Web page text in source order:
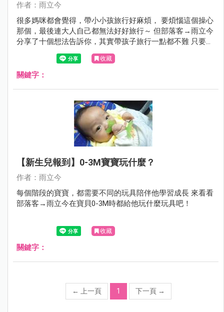
作者：雨立今
很多媽咪都會覺得，帶小小孩旅行好麻煩， 要煩惱這個操心
那個，最後連大人自己都無法好好旅行～ 但部落客→雨立今
分享了十個想法告訴你，其實帶孩子旅行一點都不難 只要心
態轉一下，一家人就能擁有珍貴美好的回憶喔！
收藏
關鍵字：
【新生兒報到】0-3M寶寶玩什麼？
作者：雨立今
每個階段的寶寶，都需要不同的玩具陪伴他學習成長 來看看
部落客→雨立今在寶貝0-3M時都給他玩什麼玩具吧！
收藏
關鍵字：
← 上一頁 1 下一頁 →